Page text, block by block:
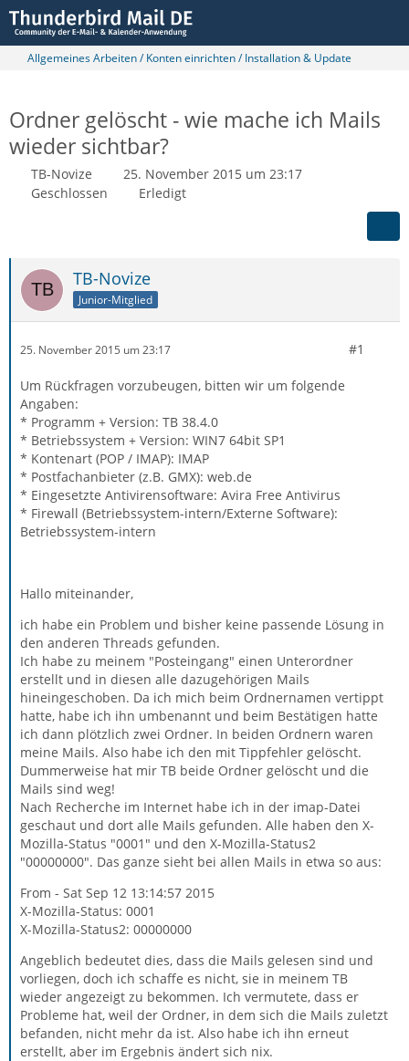
Allgemeines Arbeiten / Konten einrichten / Installation & Update
Ordner gelöscht - wie mache ich Mails
wieder sichtbar?
TB-Novize
25. November 2015 um 23:17
Geschlossen
Erledigt
TB-Novize
Junior-Mitglied
25. November 2015 um 23:17 #1
Um Rückfragen vorzubeugen, bitten wir um folgende
Angaben:
* Programm + Version: TB 38.4.0
* Betriebssystem + Version: WIN7 64bit SP1
* Kontenart (POP / IMAP): IMAP
* Postfachanbieter (z.B. GMX): web.de
* Eingesetzte Antivirensoftware: Avira Free Antivirus
* Firewall (Betriebssystem-intern/Externe Software):
Betriebssystem-intern
Hallo miteinander,
ich habe ein Problem und bisher keine passende Lösung in
den anderen Threads gefunden.
Ich habe zu meinem "Posteingang" einen Unterordner
erstellt und in diesen alle dazugehörigen Mails
hineingeschoben. Da ich mich beim Ordnernamen vertippt
hatte, habe ich ihn umbenannt und beim Bestätigen hatte
ich dann plötzlich zwei Ordner. In beiden Ordnern waren
meine Mails. Also habe ich den mit Tippfehler gelöscht.
Dummerweise hat mir TB beide Ordner gelöscht und die
Mails sind weg!
Nach Recherche im Internet habe ich in der imap-Datei
geschaut und dort alle Mails gefunden. Alle haben den X-
Mozilla-Status "0001" und den X-Mozilla-Status2
"00000000". Das ganze sieht bei allen Mails in etwa so aus:
From - Sat Sep 12 13:14:57 2015
X-Mozilla-Status: 0001
X-Mozilla-Status2: 00000000
Angeblich bedeutet dies, dass die Mails gelesen sind und
vorliegen, doch ich schaffe es nicht, sie in meinem TB
wieder angezeigt zu bekommen. Ich vermutete, dass er
Probleme hat, weil der Ordner, in dem sich die Mails zuletzt
befanden, nicht mehr da ist. Also habe ich ihn erneut
erstellt, aber im Ergebnis ändert sich nix.